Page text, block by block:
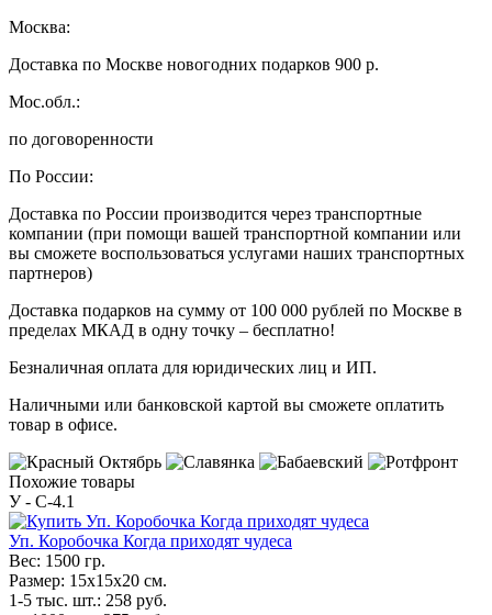
Москва:
Доставка по Москве новогодних подарков 900 р.
Мос.обл.:
по договоренности
По России:
Доставка по России производится через транспортные
компании (при помощи вашей транспортной компании или
вы сможете воспользоваться услугами наших транспортных
партнеров)
Доставка подарков на сумму от 100 000 рублей по Москве в
пределах МКАД в одну точку – бесплатно!
Безналичная оплата для юридических лиц и ИП.
Наличными или банковской картой вы сможете оплатить
товар в офисе.
Похожие товары
У - C-4.1
Уп. Коробочка Когда приходят чудеса
Вес: 1500 гр.
Размер: 15х15х20 см.
1-5 тыс. шт.: 258 руб.